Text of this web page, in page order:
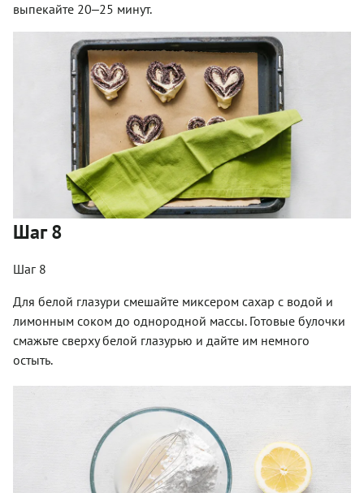
выпекайте 20‒25 минут.
Шаг 8
Шаг 8
Для белой глазури смешайте миксером сахар с водой и
лимонным соком до однородной массы. Готовые булочки
смажьте сверху белой глазурью и дайте им немного
остыть.